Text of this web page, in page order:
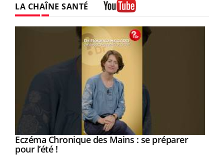
LA CHAÎNE SANTÉ
Youtube
Eczéma Chronique des Mains : se préparer
pour l’été !Youtube